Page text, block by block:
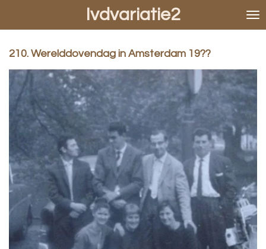
de
Ivdvariatie2
210. Werelddovendag in Amsterdam 19??